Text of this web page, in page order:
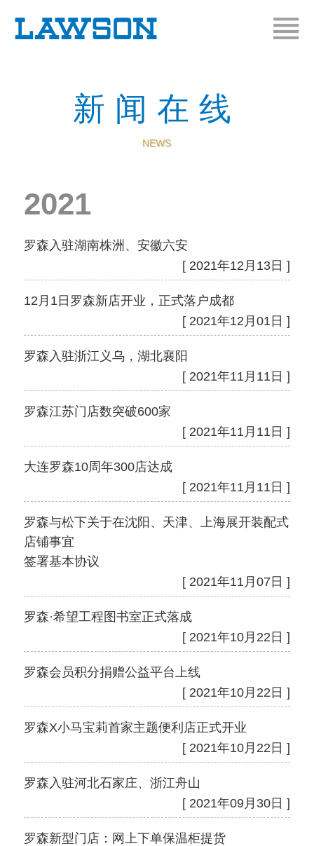
新闻在线
NEWS
2021
罗森入驻湖南株洲、安徽六安
[ 2021年12月13日 ]
12月1日罗森新店开业，正式落户成都
[ 2021年12月01日 ]
罗森入驻浙江义乌，湖北襄阳
[ 2021年11月11日 ]
罗森江苏门店数突破600家
[ 2021年11月11日 ]
大连罗森10周年300店达成
[ 2021年11月11日 ]
罗森与松下关于在沈阳、天津、上海展开装配式
店铺事宜
签署基本协议
[ 2021年11月07日 ]
罗森·希望工程图书室正式落成
[ 2021年10月22日 ]
罗森会员积分捐赠公益平台上线
[ 2021年10月22日 ]
罗森X小马宝莉首家主题便利店正式开业
[ 2021年10月22日 ]
罗森入驻河北石家庄、浙江舟山
[ 2021年09月30日 ]
罗森新型门店：网上下单保温柜提货